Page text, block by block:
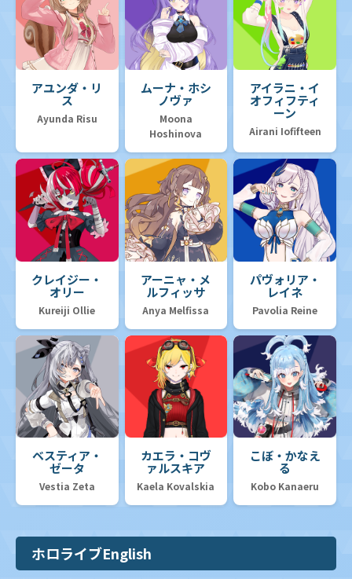
アユンダ・リ
ス
Ayunda Risu
ムーナ・ホシ
ノヴァ
Moona
Hoshinova
アイラニ・イ
オフィフティ
ーン
Airani Iofifteen
クレイジー・
オリー
Kureiji Ollie
アーニャ・メ
ルフィッサ
Anya Melfissa
パヴォリア・
レイネ
Pavolia Reine
ベスティア・
ゼータ
Vestia Zeta
カエラ・コヴ
ァルスキア
Kaela Kovalskia
こぼ・かなえ
る
Kobo Kanaeru
ホロライブEnglish